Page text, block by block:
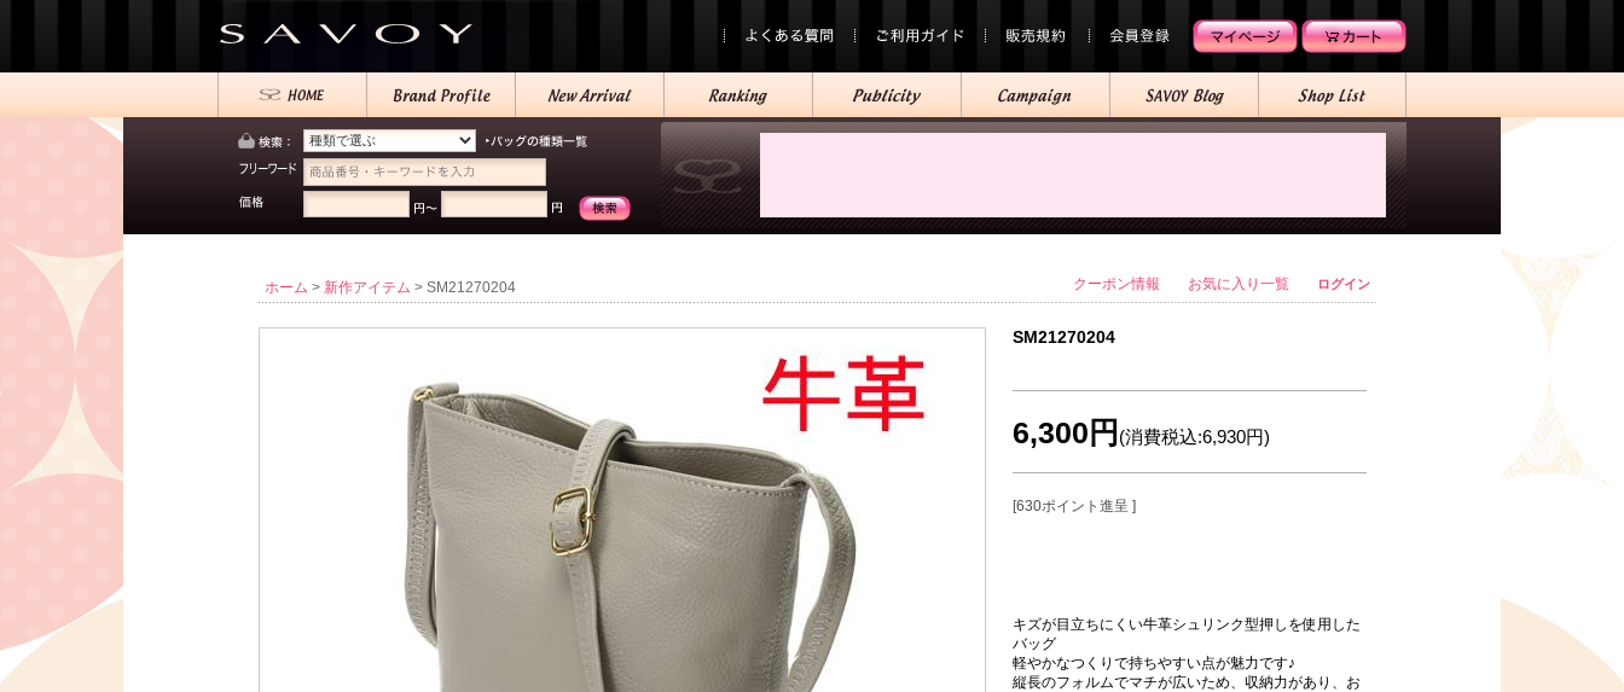
クーポン情報 お気に入り一覧 ログイン
ホーム > 新作アイテム > SM21270204
SM21270204
キズが目立ちにくい牛革シュリンク型押しを使用した
バッグ
軽やかなつくりで持ちやすい点が魅力です♪
縦長のフォルムでマチが広いため、収納力があり、お
6,300円 (消費税込:6,930円)
[630ポイント進呈 ]